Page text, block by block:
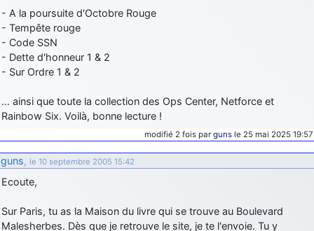
d9pouces: cette fois, c'est le Brésil et Singapour qui mettent le site
par terre
jericho : Ah ben je peux te confirmer que j'étais resté dans le filtre…
manifestement
tout voir
- A la poursuite d'Octobre Rouge
- Tempête rouge
- Code SSN
- Dette d'honneur 1 & 2
- Sur Ordre 1 & 2
… ainsi que toute la collection des Ops Center, Netforce et
Rainbow Six. Voilà, bonne lecture !
modifié 2 fois par guns le 25 mai 2025 19:57
guns, le 10 septembre 2005 15:42
Ecoute,
Sur Paris, tu as la Maison du livre qui se trouve au Boulevard
Malesherbes. Dès que je retrouve le site, je te l'envoie. Tu y